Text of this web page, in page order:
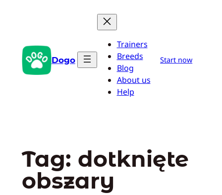
Dogo
Trainers
Breeds
Blog
About us
Help
Start now
Tag: dotknięte
obszary